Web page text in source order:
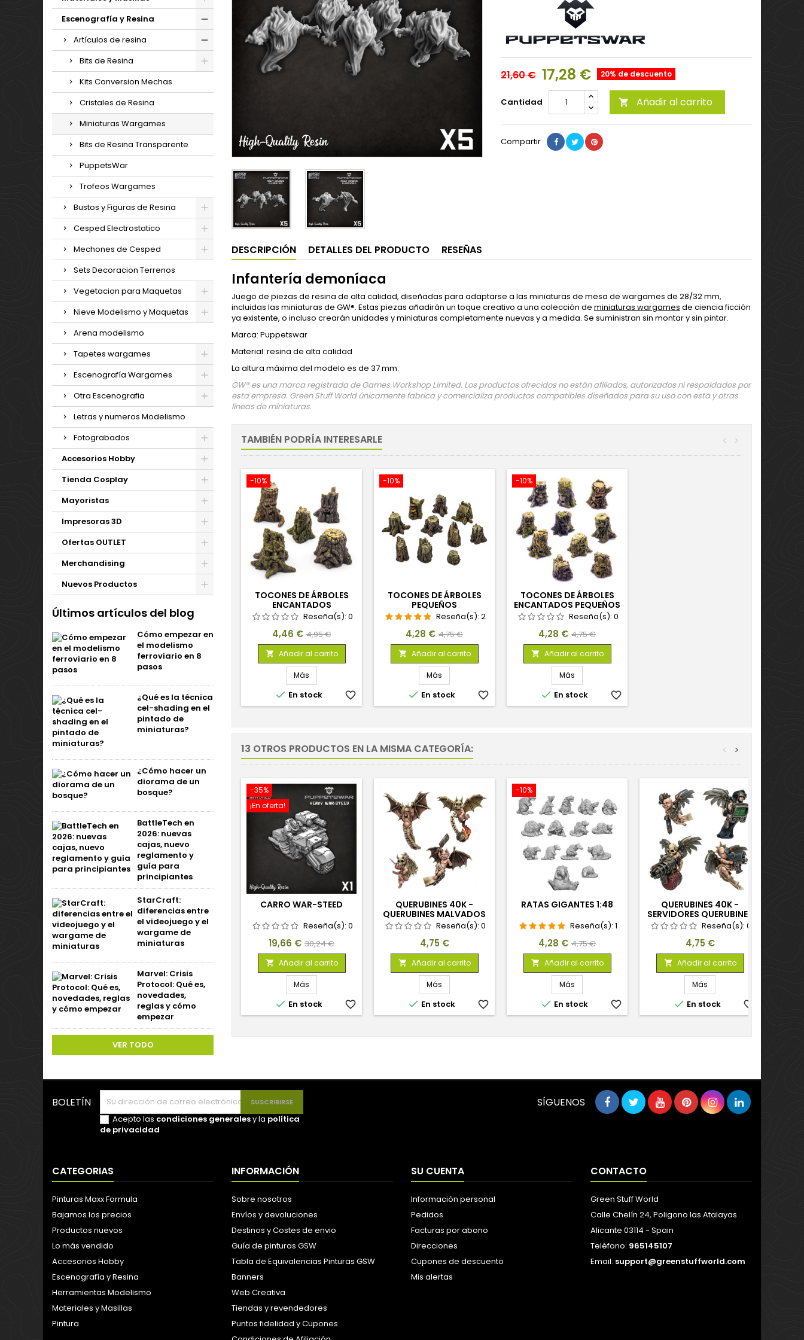
Escenografía y Resina
Artículos de resina
Bits de Resina
Kits Conversion Mechas
Cristales de Resina
Miniaturas Wargames
Bits de Resina Transparente
PuppetsWar
Trofeos Wargames
Bustos y Figuras de Resina
Cesped Electrostatico
Mechones de Cesped
Sets Decoracion Terrenos
Vegetacion para Maquetas
Nieve Modelismo y Maquetas
Arena modelismo
Tapetes wargames
Escenografía Wargames
Otra Escenografia
Letras y numeros Modelismo
Fotograbados
Accesorios Hobby
Tienda Cosplay
Mayoristas
Impresoras 3D
Ofertas OUTLET
Merchandising
Nuevos Productos
Últimos artículos del blog
Cómo empezar en
el modelismo
ferroviario en 8
pasos
¿Qué es la técnica
cel-shading en el
pintado de
miniaturas?
¿Cómo hacer un
diorama de un
bosque?
BattleTech en
2026: nuevas
cajas, nuevo
reglamento y
guía para
principiantes
StarCraft:
diferencias entre
el videojuego y el
wargame de
miniaturas
Marvel: Crisis
Protocol: Qué es,
novedades,
reglas y cómo
empezar
VER TODO
21,60 € 17,28 € 20% de descuento
Cantidad  Añadir al carrito
Compartir
DESCRIPCIÓN DETALLES DEL PRODUCTO RESEÑAS
Infantería demoníaca
Juego de piezas de resina de alta calidad, diseñadas para adaptarse a las miniaturas de mesa de wargames de 28/32 mm,
incluidas las miniaturas de GW®. Estas piezas añadirán un toque creativo a una colección de miniaturas wargames de ciencia ficción
ya existente, o incluso crearán unidades y miniaturas completamente nuevas y a medida. Se suministran sin montar y sin pintar.
Marca: Puppetswar
Material: resina de alta calidad
La altura máxima del modelo es de 37 mm.
GW® es una marca registrada de Games Workshop Limited. Los productos ofrecidos no están afiliados, autorizados ni respaldados por
esta empresa. Green Stuff World únicamente fabrica y comercializa productos compatibles diseñados para su uso con esta y otras
líneas de miniaturas.
TAMBIÉN PODRÍA INTERESARLE >
<
-10%
TOCONES DE ÁRBOLES
ENCANTADOS
Reseña(s): 0
Precio
4,46 € Precio
base
4,95 €
 Añadir al carrito
Más
 En stock favorite_border
-10%
TOCONES DE ÁRBOLES
PEQUEÑOS
Reseña(s): 2
Precio
4,28 € Precio
base
4,75 €
 Añadir al carrito
Más
 En stock favorite_border
-10%
TOCONES DE ÁRBOLES
ENCANTADOS PEQUEÑOS
Reseña(s): 0
Precio
4,28 € Precio
base
4,75 €
 Añadir al carrito
Más
 En stock favorite_border
13 OTROS PRODUCTOS EN LA MISMA CATEGORÍA: >
<
-35%
¡En oferta!
CARRO WAR-STEED
Reseña(s): 0
Precio
19,66 € Precio
base
30,24 €
 Añadir al carrito
Más
 En stock favorite_border
QUERUBINES 40K -
QUERUBINES MALVADOS
1:48Reseña(s): 0
Precio
4,75 €
 Añadir al carrito
Más
 En stock favorite_border
-10%
RATAS GIGANTES 1:48
Reseña(s): 1
Precio
4,28 € Precio
base
4,75 €
 Añadir al carrito
Más
 En stock favorite_border
QUERUBINES 40K -
SERVIDORES QUERUBINES
1:48Reseña(s): 0
Precio
4,75 €
 Añadir al carrito
Más
 En stock favorite_border
BOLETÍN
Acepto las condiciones generalesy la política
de privacidad
SÍGUENOS
CATEGORIAS
Pinturas Maxx Formula
Bajamos los precios
Productos nuevos
Lo más vendido
Accesorios Hobby
Escenografía y Resina
Herramientas Modelismo
Materiales y Masillas
Pintura
INFORMACIÓN
Sobre nosotros
Envíos y devoluciones
Destinos y Costes de envio
Guía de pinturas GSW
Tabla de Equivalencias Pinturas GSW
Banners
Web Creativa
Tiendas y revendedores
Puntos fidelidad y Cupones
SU CUENTA
Información personal
Pedidos
Facturas por abono
Direcciones
Cupones de descuento
Mis alertas
CONTACTO
Green Stuff World
Calle Chelín 24, Poligono las Atalayas
Alicante 03114 - Spain
Teléfono: 965145107
Email: support@greenstuffworld.com